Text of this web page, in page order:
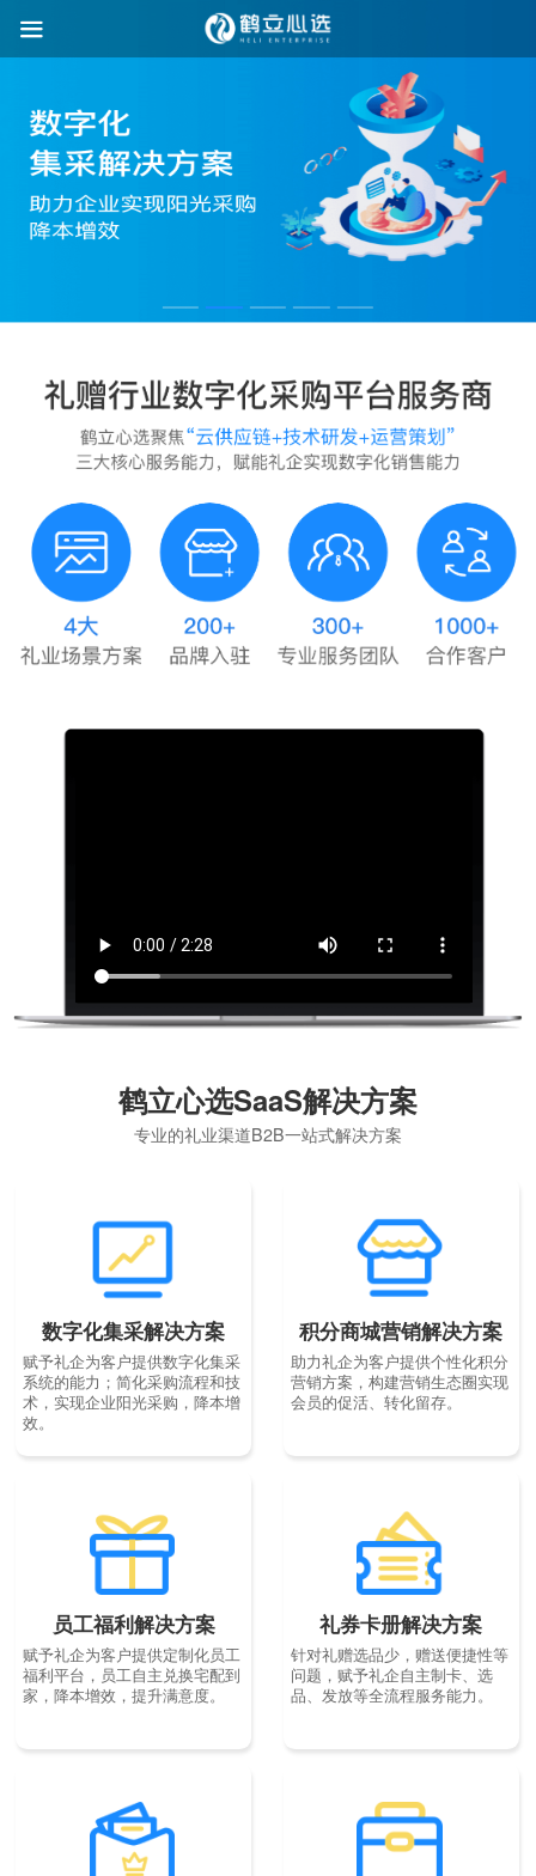
鹤立心选SaaS解决方案
专业的礼业渠道B2B一站式解决方案
数字化集采解决方案
赋予礼企为客户提供数字化集采
系统的能力；简化采购流程和技
术，实现企业阳光采购，降本增
效。
积分商城营销解决方案
助力礼企为客户提供个性化积分
营销方案，构建营销生态圈实现
会员的促活、转化留存。
员工福利解决方案
赋予礼企为客户提供定制化员工
福利平台，员工自主兑换宅配到
家，降本增效，提升满意度。
礼券卡册解决方案
针对礼赠选品少，赠送便捷性等
问题，赋予礼企自主制卡、选
品、发放等全流程服务能力。